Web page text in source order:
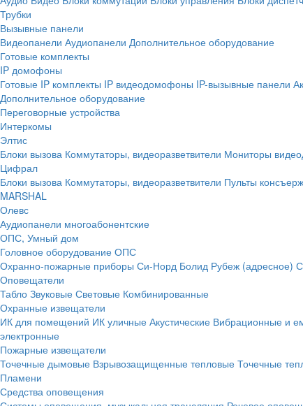
Трубки
Вызывные панели
Видеопанели Аудиопанели Дополнительное оборудование
Готовые комплекты
IP домофоны
Готовые IP комплекты IP видеодомофоны IP-вызывные панели
Дополнительное оборудование
Переговорные устройства
Интеркомы
Элтис
Блоки вызова Коммутаторы, видеоразветвители Мониторы
Цифрал
Блоки вызова Коммутаторы, видеоразветвители Пульты
MARSHAL
Олевс
Аудиопанели многоабонентские
ОПС, Умный дом
Головное оборудование ОПС
Охранно-пожарные приборы Си-Норд Болид Рубеж (адресное)
Оповещатели
Табло Звуковые Световые Комбинированные
Охранные извещатели
ИК для помещений ИК уличные Акустические Вибрационные и
электронные
Пожарные извещатели
Точечные дымовые Взрывозащищенные тепловые Точечные
Пламени
Средства оповещения